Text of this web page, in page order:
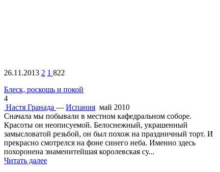
26.11.2013 2 1 822
Блеск, роскошь и покой
4
Настя Гранада — Испания май 2010
Сначала мы побывали в местном кафедральном соборе.
Красоты он неописуемой. Белоснежный, украшенный
замысловатой резьбой, он был похож на праздничный торт. И
прекрасно смотрелся на фоне синего неба. Именно здесь
похоронена знаменитейшая королевская су...
Читать далее